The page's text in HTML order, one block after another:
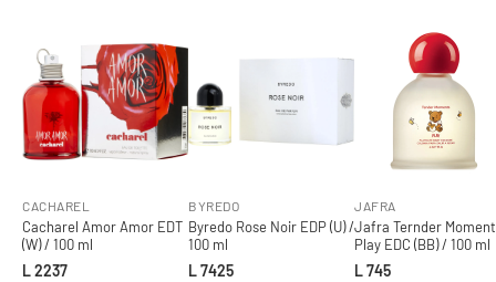
CACHAREL
Cacharel Amor Amor EDT
(W) / 100 ml
L 2237
BYREDO
Byredo Rose Noir EDP (U) /
100 ml
L 7425
JAFRA
Jafra Ternder
Play EDC (BB) / 100 ml
L 745